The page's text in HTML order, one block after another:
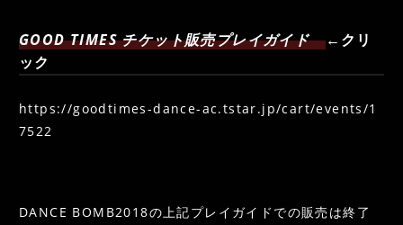
ACCESS
GOOD TIMES チケット販売プレイガイド←クリ
ック
https://goodtimes-dance-ac.tstar.jp/cart/events/1
7522
DANCE BOMB2018の上記プレイガイドでの販売は終了